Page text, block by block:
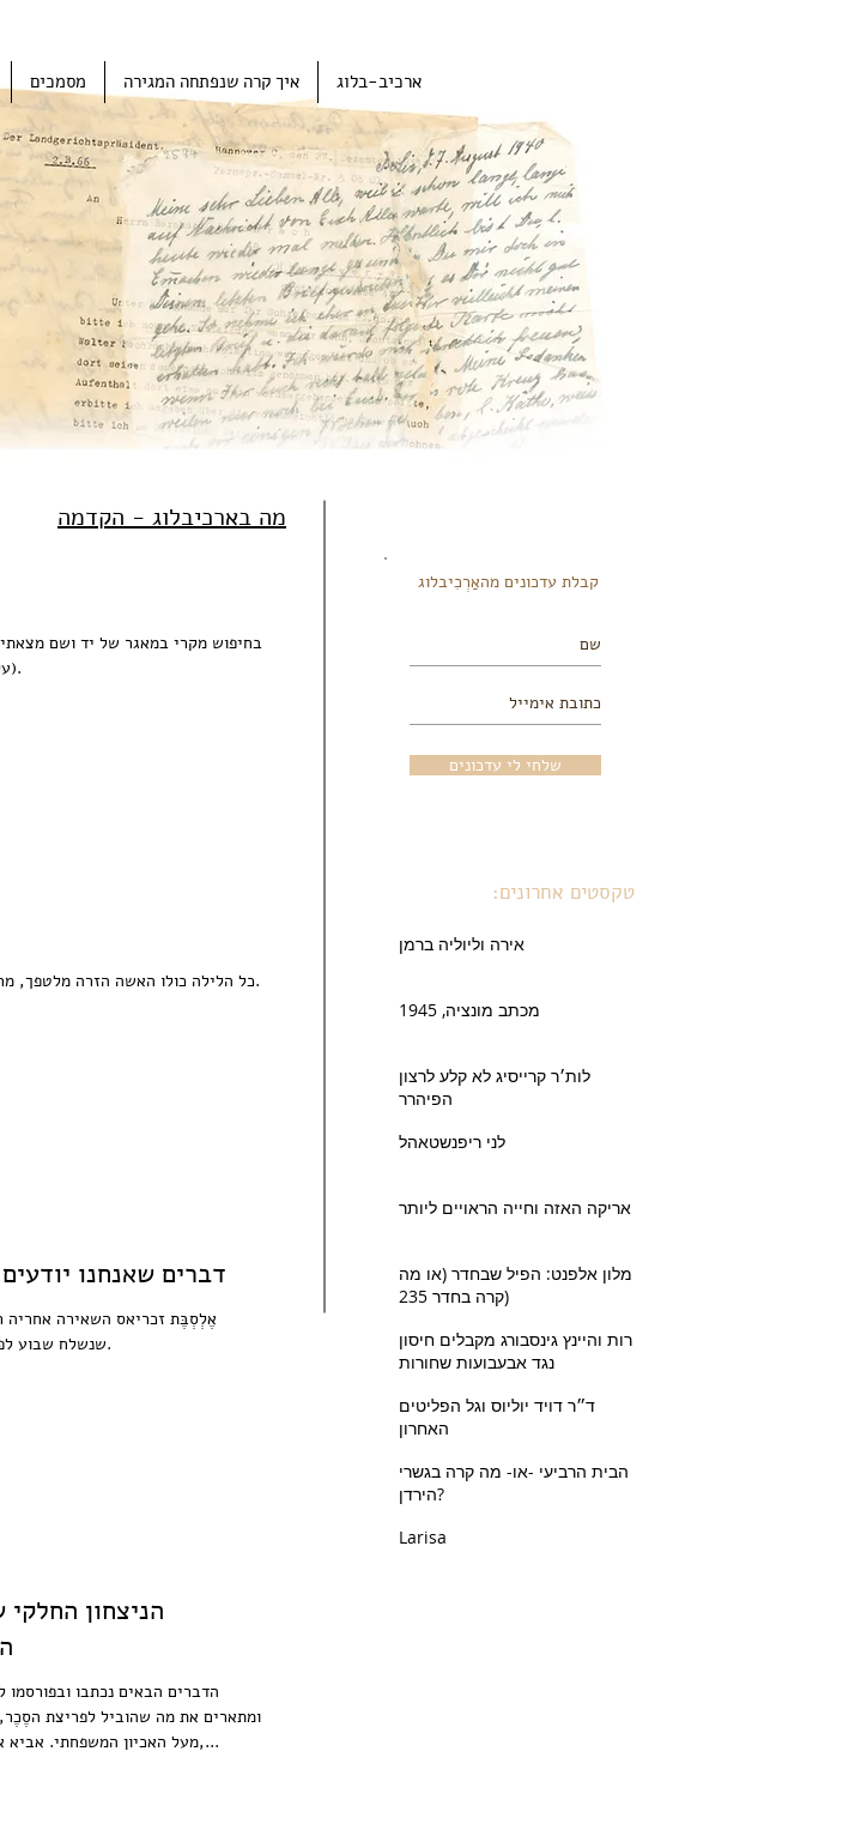
מסמכים איך קרה שנפתחה המגירה ארכיב-בלוג
מה בארכיבלוג - הקדמה
בחיפוש מקרי במאגר של יד ושם
על דודתי (שניצלה).
כל הלילה כולו האשה הזרה מלטפך, מחממך ובוכה בוכה.
דברים שאנחנו
אֶלְסְבֶּת זכריאס השאירה אחריה
שנשלח שבוע לפני פרוץ המלחמה.
הניצחון
ומתארים את מה שהוביל לפריצת
מעל האכיון המשפחתי. אביא אותם כפי שנכתבו,...
קבלת עדכונים מהאַרְכִיבלוג
שלחי לי עדכונים
אירה וליוליה ברמן
מכתב מונציה, 1945
לות׳ר קרייסיג לא קלע לרצון
הפיהרר
לני ריפנשטאהל
אריקה האזה וחייה הראויים ליותר
מלון אלפנט: הפיל שבחדר (או מה
קרה בחדר 235)
רות והיינץ גינסבורג מקבלים חיסון
נגד אבעבועות שחורות
ד״ר דויד יוליוס וגל הפליטים
האחרון
הבית הרביעי -או- מה קרה בגשרי
הירדן?
Larisa
טקסטים אחרונים: